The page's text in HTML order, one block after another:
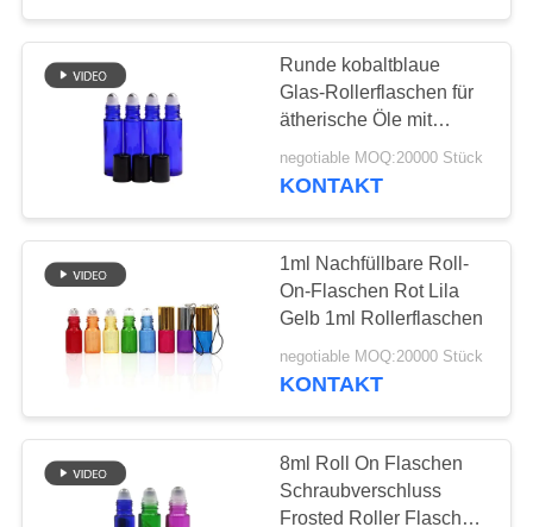
UNS
NACHRICHT
ANGEBOT
ANFORDERN
PRIVACY
POLICY
Runde kobaltblaue
Glas-Rollerflaschen für
ätherische Öle mit
weißem/schwarzem
Deckel‌
negotiable MOQ:20000 Stück
KONTAKT
‌1ml Nachfüllbare Roll-
On-Flaschen Rot Lila
Gelb 1ml Rollerflaschen
negotiable MOQ:20000 Stück
KONTAKT
8ml Roll On Flaschen
Schraubverschluss
Frosted Roller Flaschen